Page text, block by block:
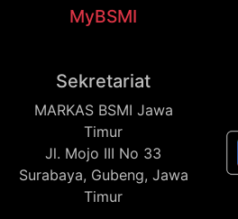
MyBSMI
Sekretariat
MARKAS BSMI Jawa
Timur
Jl. Mojo III No 33
Surabaya, Gubeng, Jawa
Timur